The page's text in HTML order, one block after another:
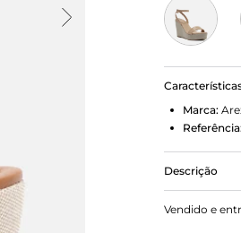
Marca:
Referência:
Descrição
Sandália
revestido
Vendido e